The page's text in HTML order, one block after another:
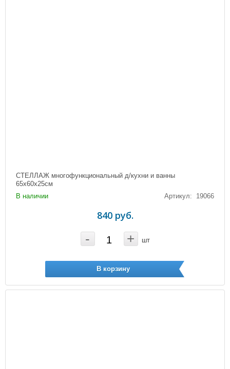
СТЕЛЛАЖ многофункциональный д/кухни и ванны
65х60х25см
В наличии
Артикул: 19066
840 руб.
- + шт
В корзину